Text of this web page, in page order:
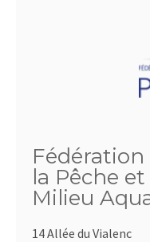
la Pêche
Milieu
14 Allée du Vialenc